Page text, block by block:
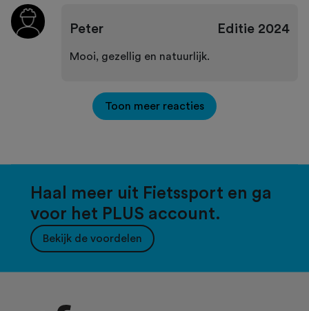
Peter Editie2024
Mooi, gezellig en natuurlijk.
Toon meer reacties
Haal meer uit Fietssport en ga
voor het PLUS account.
Bekijk de voordelen